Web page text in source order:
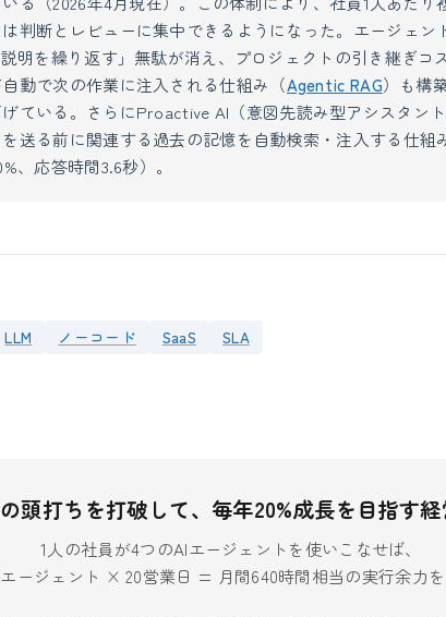
判断とレビューに集中できるようになった。エージェン
明を繰り返す」無駄が消え、プロジェクトの引き継ぎコ
動で次の作業に注入される仕組み（Agentic RAG）も構
ている。さらにProactive AI（意図先読み型アシスタン
送る前に関連する過去の記憶を自動検索・注入する仕組
、応答時間3.6秒）。
LLM ノーコード SaaS SLA
頭打ちを打破して、毎年20%成長を目指す
1人の社員が4つのAIエージェントを使いこなせば、
ージェント × 20営業日 = 月間640時間相当の実行余力を